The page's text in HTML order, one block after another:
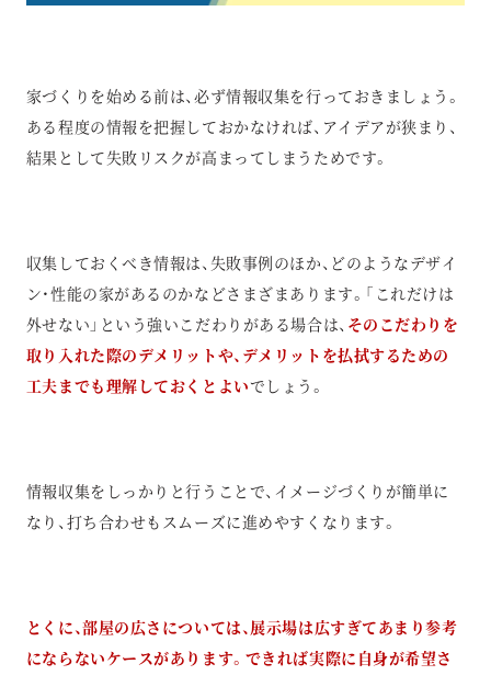
家づくりを始める前は、必ず情報収集を行っておきましょう。
ある程度の情報を把握しておかなければ、アイデアが狭まり、
結果として失敗リスクが高まってしまうためです。
収集しておくべき情報は、失敗事例のほか、どのようなデザイ
ン・性能の家があるのかなどさまざまあります。「これだけは
外せない」という強いこだわりがある場合は、 そのこだわりを
取り入れた際のデメリットや、デメリットを払拭するための
工夫までも理解しておくとよいでしょう。
情報収集をしっかりと行うことで、イメージづくりが簡単に
なり、打ち合わせもスムーズに進めやすくなります。​​
とくに、部屋の広さについては、展示場は広すぎてあまり参考
にならないケースがあります。できれば実際に自身が希望さ